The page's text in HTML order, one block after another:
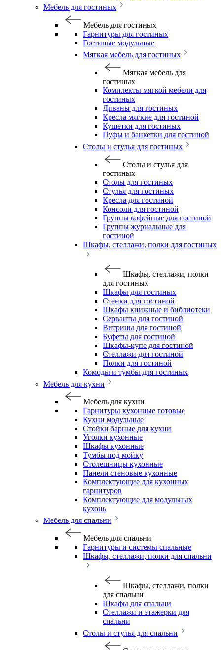
Мебель для гостиных
Мебель для гостиных
Гарнитуры для гостиных
Гостиные модульные
Мягкая мебель для гостиных
Мягкая мебель для
гостиных
Комплекты мягкой мебели для
гостиных
Диваны для гостиных
Кресла мягкие для гостиной
Кушетки для гостиных
Пуфы и банкетки для гостиной
Столы и стулья для гостиных
Столы и стулья для
гостиных
Столы для гостиных
Стулья для гостиных
Кресла для гостиной
Консоли для гостиной
Группы кофейные для гостиной
Группы журнальные для
гостиной
Шкафы, стеллажи, полки для гостиных
Шкафы, стеллажи, полки
для гостиных
Шкафы для гостиных
Стенки для гостиной
Шкафы книжные и библиотеки
Серванты для гостиной
Витрины для гостиной
Буфеты для гостиной
Шкафы-купе для гостиной
Стеллажи для гостиной
Полки для гостиной
Комоды и тумбы для гостиных
Мебель для кухни
Мебель для кухни
Гарнитуры кухонные готовые
Кухни модульные
Стойки барные для кухни
Уголки кухонные
Шкафы кухонные
Тумбы под мойку
Столешницы кухонные
Панели стеновые кухонные
Комплектующие для кухонных
гарнитуров
Комплектующие для модульных
кухонь
Мебель для спальни
Мебель для спальни
Гарнитуры и системы спальные
Шкафы, стеллажи, полки для спальни
Шкафы, стеллажи, полки
для спальни
Шкафы для спальни
Стеллажи и этажерки для
спальни
Столы и стулья для спальни